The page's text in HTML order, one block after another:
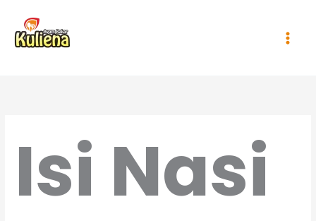
konten
Isi Nasi